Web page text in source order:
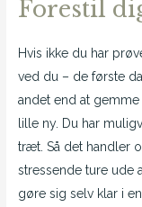
Forestil
Hvis ikke du har
ved du – de første
andet end at
lille ny. Du har
træt. Så det handler
stressende ture ude
gøre sig selv klar i